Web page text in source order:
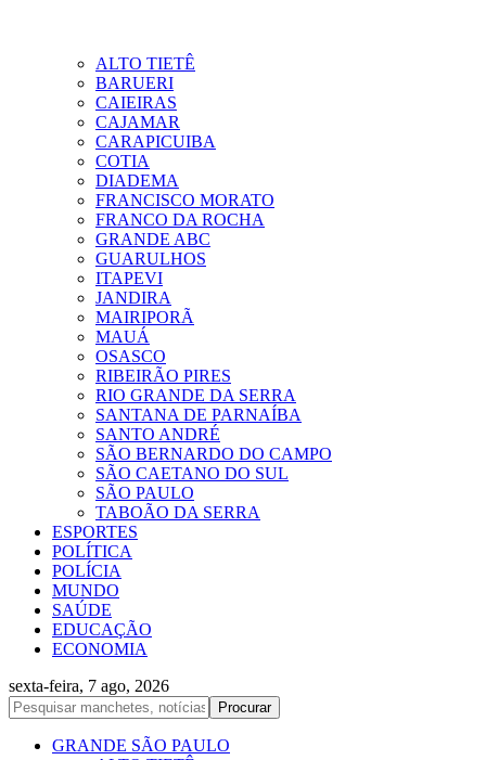
ALTO TIETÊ
BARUERI
CAIEIRAS
CAJAMAR
CARAPICUIBA
COTIA
DIADEMA
FRANCISCO MORATO
FRANCO DA ROCHA
GRANDE ABC
GUARULHOS
ITAPEVI
JANDIRA
MAIRIPORÃ
MAUÁ
OSASCO
RIBEIRÃO PIRES
RIO GRANDE DA SERRA
SANTANA DE PARNAÍBA
SANTO ANDRÉ
SÃO BERNARDO DO CAMPO
SÃO CAETANO DO SUL
SÃO PAULO
TABOÃO DA SERRA
ESPORTES
POLÍTICA
POLÍCIA
MUNDO
SAÚDE
EDUCAÇÃO
ECONOMIA
sexta-feira, 7 ago, 2026
GRANDE SÃO PAULO